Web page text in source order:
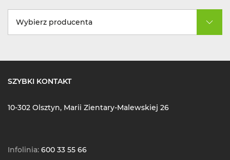
Wybierz producenta
SZYBKI KONTAKT
10-302 Olsztyn, Marii Zientary-Malewskiej 26
Infolinia: 600 33 55 66